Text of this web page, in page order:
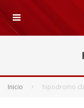
Inicio hipodromo